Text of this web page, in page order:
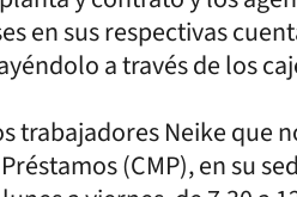
en sus respectivas
a través de los
trabajadores Neike que
(CMP), en su